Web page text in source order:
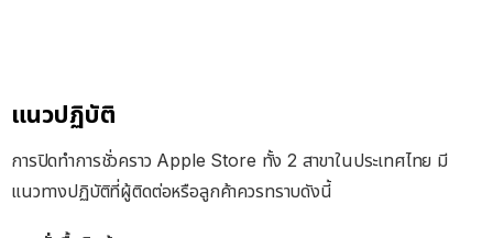
แนวปฏิบัติ
การปิดทำการชั่วคราว Apple Store ทั้ง 2 สาขาในประเทศไทย มี
แนวทางปฏิบัติที่ผู้ติดต่อหรือลูกค้าควรทราบดังนี้